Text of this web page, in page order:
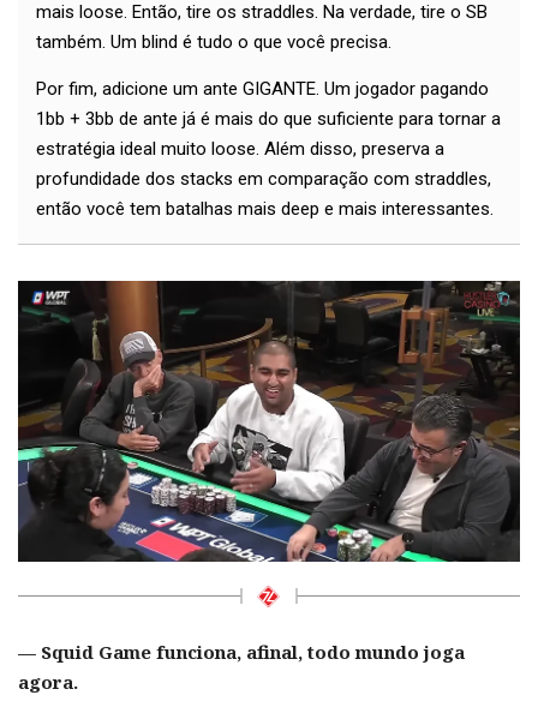
mais loose. Então, tire os straddles. Na verdade, tire o SB
também. Um blind é tudo o que você precisa.
Por fim, adicione um ante GIGANTE. Um jogador pagando
1bb + 3bb de ante já é mais do que suficiente para tornar a
estratégia ideal muito loose. Além disso, preserva a
profundidade dos stacks em comparação com straddles,
então você tem batalhas mais deep e mais interessantes.
— Squid Game funciona, afinal, todo mundo joga
agora.